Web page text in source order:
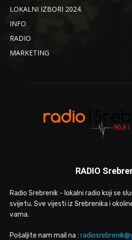
LOKALNI IZBORI 2024.
INFO
RADIO
MARKETING
RADIO
Radio Srebrenik - lokalni radio koji se
svijetu. Sve vijesti iz Srebrenika i
vama.
Pošaljite nam mail na :